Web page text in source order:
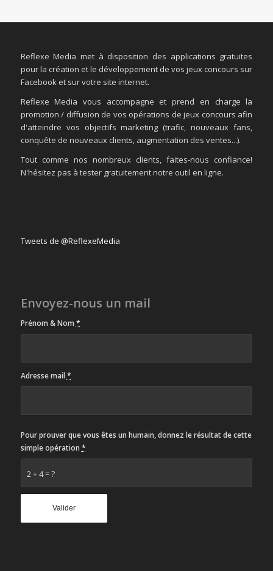
Reflexe Media met à disposition des applications gratuites
pour la création et le développement de vos jeux concours sur
Facebook et sur votre site internet.
Reflexe Media vous accompagne et prend en charge la
promotion / diffusion de vos opérations de jeux concours afin
d'atteindre vos objectifs marketing (trafic, nouveaux fans,
conquête de nouveaux clients, augmentation des ventes...).
Tout comme nos nombreux clients, faites-nous confiance!
N'hésitez pas à tester gratuitement notre outil en ligne.
Tweets de @ReflexeMedia
Envoyez-nous un mail
Prénom & Nom *
Adresse mail *
2 + 4 = ?
Pour prouver que vous êtes un humain, donnez le résultat de cette
simple opération *